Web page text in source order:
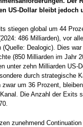
US-Dollar bleibt jedoch
stiegen global um 44
486 Milliarden), vor
(Quelle: Dealogic). Dies
(850 Milliarden im Jahr
unter zehn Milliarden US-
durch strategische
zwar um 36 Prozent,
Die Anzahl der Exits
zunehmend Continuation